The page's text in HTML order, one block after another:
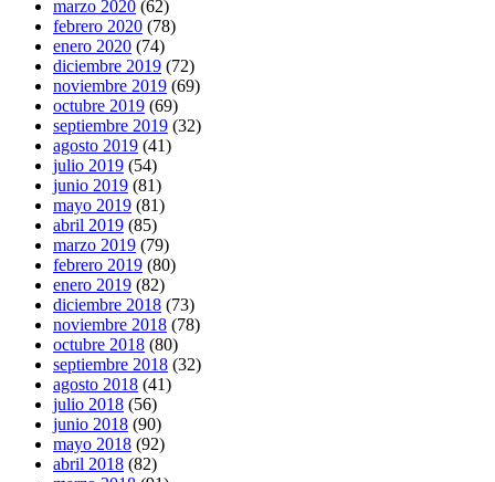
marzo 2020 (62)
febrero 2020 (78)
enero 2020 (74)
diciembre 2019 (72)
noviembre 2019 (69)
octubre 2019 (69)
septiembre 2019 (32)
agosto 2019 (41)
julio 2019 (54)
junio 2019 (81)
mayo 2019 (81)
abril 2019 (85)
marzo 2019 (79)
febrero 2019 (80)
enero 2019 (82)
diciembre 2018 (73)
noviembre 2018 (78)
octubre 2018 (80)
septiembre 2018 (32)
agosto 2018 (41)
julio 2018 (56)
junio 2018 (90)
mayo 2018 (92)
abril 2018 (82)